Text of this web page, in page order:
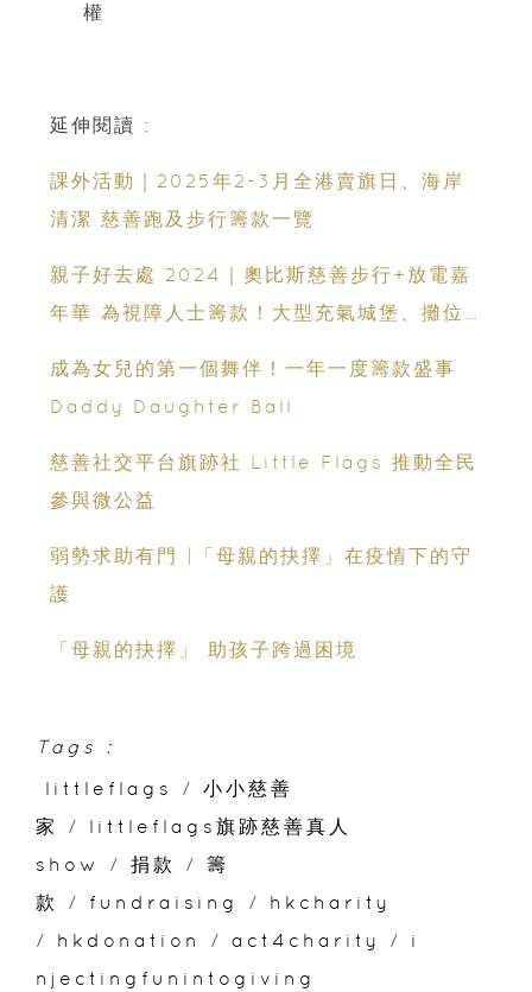
權
延伸閱讀 :
課外活動｜2025年2-3月全港賣旗日、海岸
清潔 慈善跑及步行籌款一覽
親子好去處 2024｜奧比斯慈善步行+放電嘉
年華 為視障人士籌款！大型充氣城堡、攤位
成為女兒的第一個舞伴！一年一度籌款盛事
Daddy Daughter Ball
慈善社交平台旗跡社 Little Flags 推動全民
參與微公益
弱勢求助有門 |「母親的抉擇」在疫情下的守
護
「母親的抉擇」 助孩子跨過困境
Tags :
littleflags
/
小小慈善
家
/
littleflags旗跡慈善真人
show
/ 捐款 /
籌
款
/ fundraising /
hkcharity
/
hkdonation / act4charity /
i
njectingfunintogiving